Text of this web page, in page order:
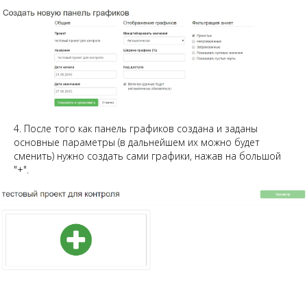
4. После того как панель графиков создана и заданы
основные параметры (в дальнейшем их можно будет
сменить) нужно создать сами графики, нажав на большой
"+".